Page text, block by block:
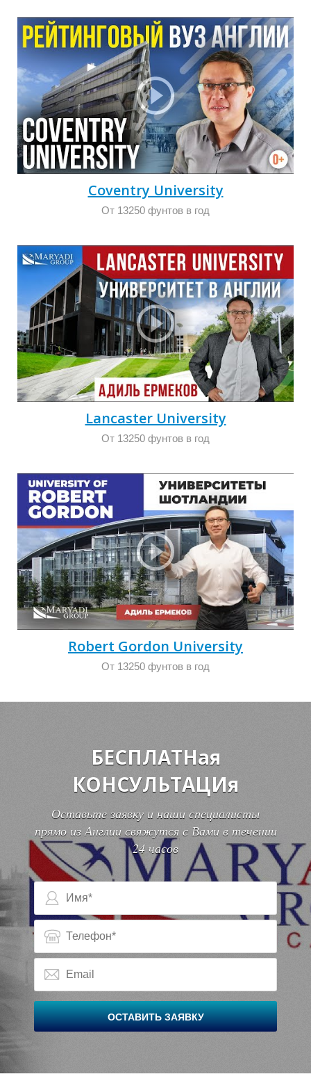
Ц
И
А
Coventry University
От 13250 фунтов в год
Lancaster University
От 13250 фунтов в год
Robert Gordon University
От 13250 фунтов в год
БЕСПЛАТНая
КОНСУЛЬТАЦИя
Оставьте заявку и наши специалисты
прямо из Англии свяжутся с Вами в течении
24 часов
ОСТАВИТЬ ЗАЯВКУ